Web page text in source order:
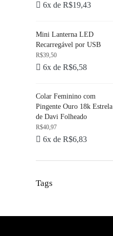
6x de R$19,43
Mini Lanterna LED
Recarregável por USB
R$39,50
6x de R$6,58
Colar Feminino com
Pingente Ouro 18k Estrela
de Davi Folheado
R$40,97
6x de R$6,83
Tags